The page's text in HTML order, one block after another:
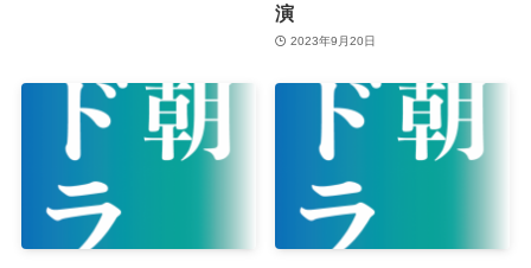
演
2023年9月20日